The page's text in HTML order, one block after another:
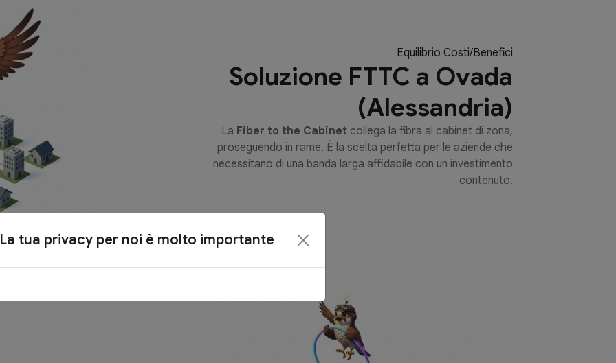
Equilibrio Costi/Benefici
Soluzione FTTC a Ovada
(Alessandria)
La Fiber to the Cabinet collega la fibra al cabinet di zona,
proseguendo in rame. È la scelta perfetta per le aziende che
necessitano di una banda larga affidabile con un investimento
contenuto.
La tua privacy per noi è molto importante